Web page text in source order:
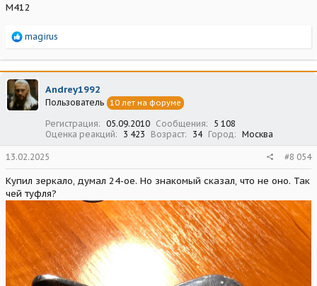
М412
Р
а
к
ц
и
и
magirus
Andrey1992
Пользователь 10 лет на форуме
Регистрация 05.09.2010 Сообщения
5 108
Оценка реакций
3 423 Возраст 34 Город Москва
13.02.2025 #8 054
Купил зеркало, думал 24-ое. Но знакомый сказал, что не оно. Так
чей туфля?